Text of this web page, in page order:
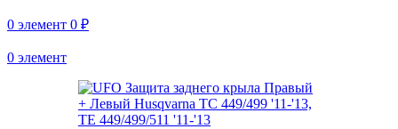
0 элемент 0 ₽
0 элемент